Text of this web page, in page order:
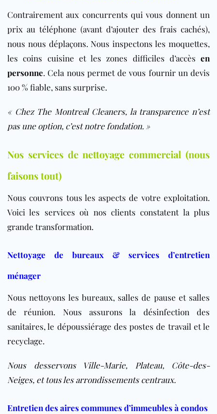
Contrairement aux concurrents qui vous donnent un
prix au téléphone (avant d’ajouter des frais cachés),
nous nous déplaçons. Nous inspectons les moquettes,
les coins cuisine et les zones difficiles d’accès en
personne. Cela nous permet de vous fournir un devis
100 % fiable, sans surprise.
« Chez The Montreal Cleaners, la transparence n’est
pas une option, c’est notre fondation. »
Nos services de nettoyage commercial (nous
faisons tout)
Nous couvrons tous les aspects de votre exploitation.
Voici les services où nos clients constatent la plus
grande transformation.
Nettoyage de bureaux & services d’entretien
ménager
Nous nettoyons les bureaux, salles de pause et salles
de réunion. Nous assurons la désinfection des
sanitaires, le dépoussiérage des postes de travail et le
recyclage.
Nous desservons Ville-Marie, Plateau, Côte-des-
Neiges, et tous les arrondissements centraux.
Entretien des aires communes d’immeubles à condos